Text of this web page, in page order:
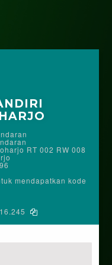
RT 002 RW 008
mendapatkan kode